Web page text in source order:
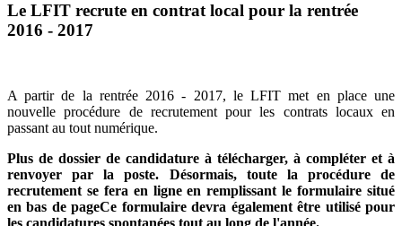
Le LFIT recrute en contrat local pour la rentrée
2016 - 2017
A partir de la rentrée 2016 - 2017, le LFIT met en place une
nouvelle procédure de recrutement pour les contrats locaux en
passant au tout numérique.
Plus de dossier de candidature à télécharger, à compléter et à
renvoyer par la poste. Désormais, toute la procédure de
recrutement se fera en ligne en remplissant le formulaire situé
en bas de pageCe formulaire devra également être utilisé pour
les candidatures spontanées tout au long de l'année.